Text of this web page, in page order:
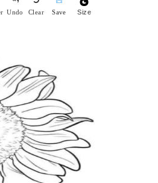
Undo Clear Save Size